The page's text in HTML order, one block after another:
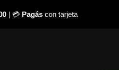
| 💳 Pagáscon tarjeta